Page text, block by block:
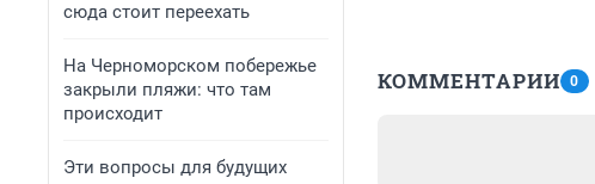
сюда стоит переехать
На Черноморском побережье
закрыли пляжи: что там
происходит
Эти вопросы для будущих
КОММЕНТАРИИ 0